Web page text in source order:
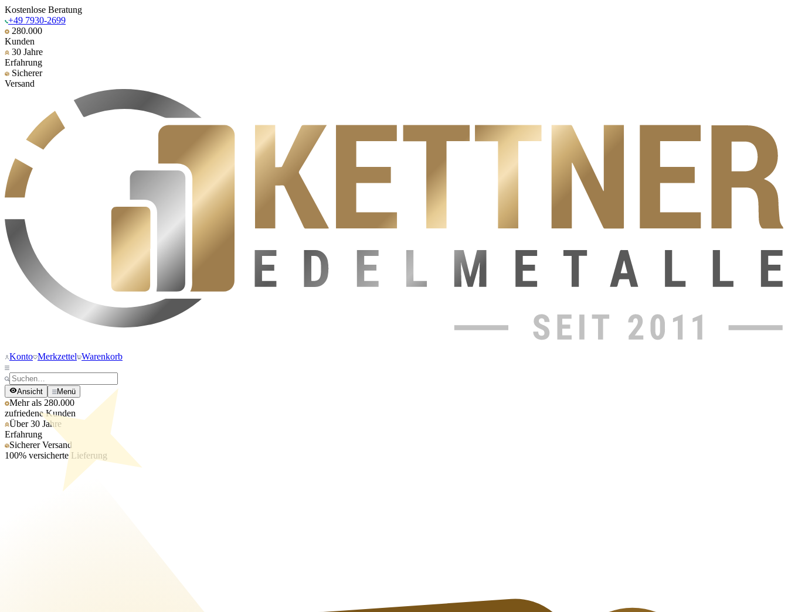
Kostenlose Beratung
+49 7930-2699
280.000
Kunden
30 Jahre
Erfahrung
Sicherer
Versand
Konto Merkzettel Warenkorb
Ansicht Menü
Mehr als 280.000
zufriedene Kunden
Über 30 Jahre
Erfahrung
Sicherer Versand
100% versicherte Lieferung